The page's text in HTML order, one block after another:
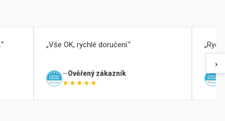
Vše OK, rychlé doručení.
Ověřený zákazník
★★★★★
›